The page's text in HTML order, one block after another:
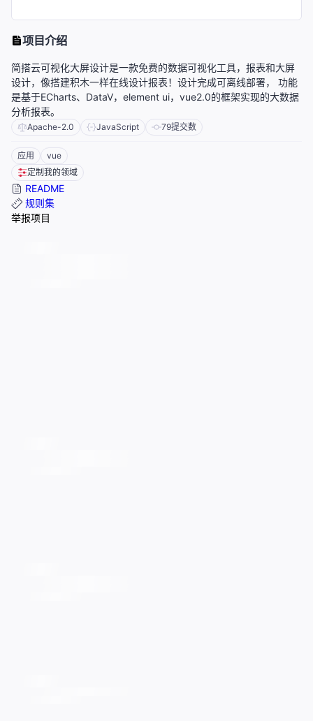
项目介绍
简搭云可视化大屏设计是一款免费的数据可视化工具，报表和大屏
设计，像搭建积木一样在线设计报表！设计完成可离线部署， 功能
是基于ECharts、DataV，element ui，vue2.0的框架实现的大数据
分析报表。
Apache-2.0 JavaScript 79提交数
应用
vue
定制我的领域
README
规则集
举报项目